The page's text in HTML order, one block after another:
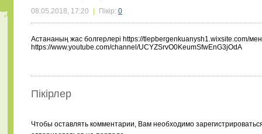
08.05.2018, 17:20 Пікір: 0
Астананың жас болгерлері https://tlepbergenkuanysh1.wixsite.com/
https://www.youtube.com/channel/UCYZSrvO0KeumSfwEnG3jOdA
Пікірлер
Чтобы оставлять комментарии, Вам необходимо